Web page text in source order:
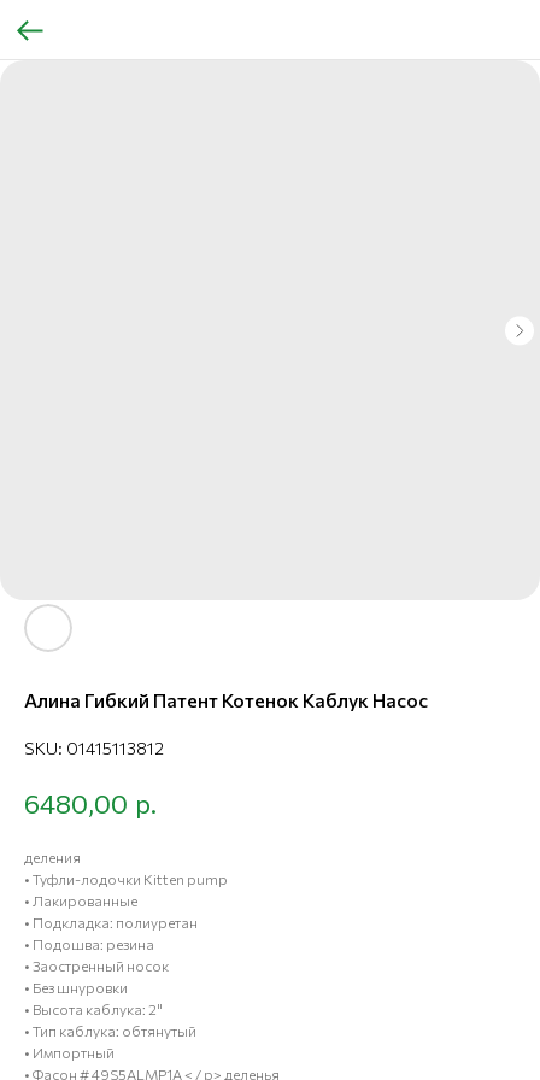
Алина Гибкий Патент Котенок Каблук Насос
SKU: 01415113812
6480,00 р.
деления
• Туфли-лодочки Kitten pump
• Лакированные
• Подкладка: полиуретан
• Подошва: резина
• Заостренный носок
• Без шнуровки
• Высота каблука: 2"
• Тип каблука: обтянутый
• Импортный
• Фасон # 49S5ALMP1A < / p> деленья